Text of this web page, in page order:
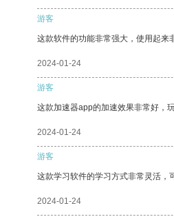
游客
这款软件的功能非常强大，使用起来
2024-01-24
游客
这款加速器app的加速效果非常好，
2024-01-24
游客
这款学习软件的学习方式非常灵活，
2024-01-24